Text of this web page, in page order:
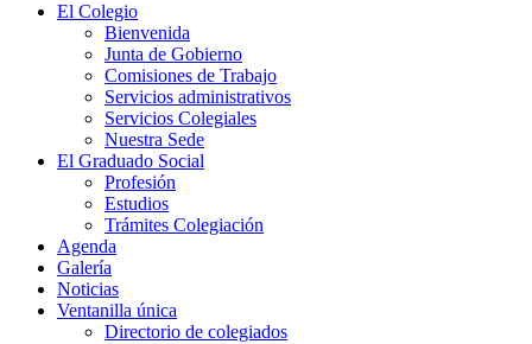
El Colegio
Bienvenida
Junta de Gobierno
Comisiones de Trabajo
Servicios administrativos
Servicios Colegiales
Nuestra Sede
El Graduado Social
Profesión
Estudios
Trámites Colegiación
Agenda
Galería
Noticias
Ventanilla única
Directorio de colegiados